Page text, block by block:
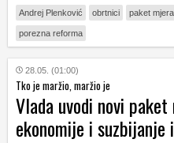
Andrej Plenković obrtnici paket mjera
porezna reforma
28.05. (01:00)
Tko je maržio, maržio je
Vlada uvodi novi
ekonomije i